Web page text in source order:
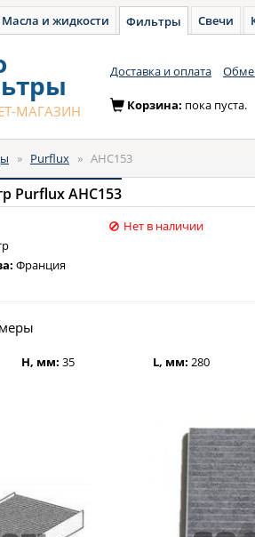
Масла и жидкости Фильтры Свечи
МАГАЗИН
Доставка и оплата
Корзина: пока пуста.
» Purflux » AHC153
Purflux AHC153
Франция
Нет в наличии
H, мм: 35 L, мм:280